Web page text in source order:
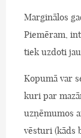
Marginālos
Piemēram,
tiek uzdoti
Kopumā var
kuri par
uzņēmumos
vēsturi (kāds